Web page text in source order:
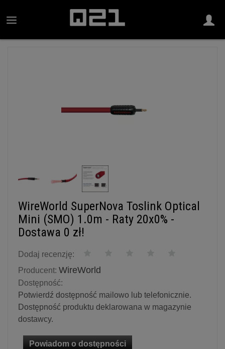
WireWorld SuperNova Toslink Optical
Mini (SMO) 1.0m - Raty 20x0% -
Dostawa 0 zł!
Dodaj recenzję:
Producent: WireWorld
Dostępność:
Potwierdź dostępność mailowo lub telefonicznie.
Dostępność produktu deklarowana w magazynie
dostawcy.
Powiadom o dostępności